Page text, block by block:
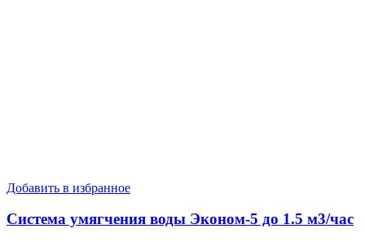
Добавить в избранное
Система умягчения воды Эконом-5 до 1.5 м3/час